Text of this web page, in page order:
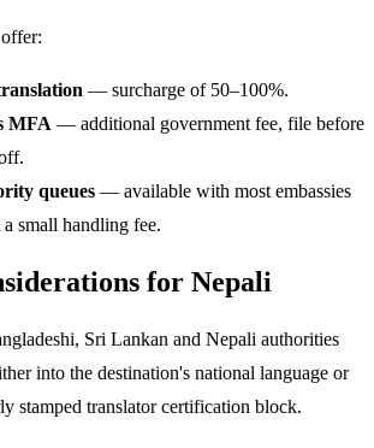
— surcharge of 50–100%.
MFA — additional government fee, file before
queues — available with most embassies
small handling fee.
for Nepali
Sri Lankan and Nepali authorities
into the destination's national language or
stamped translator certification block.